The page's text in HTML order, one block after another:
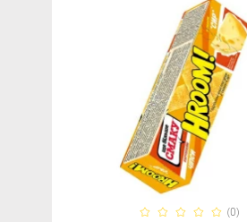
(0)